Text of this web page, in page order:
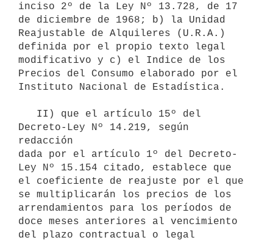
inciso 2º de la Ley Nº 13.728, de 17
de diciembre de 1968; b) la Unidad
Reajustable de Alquileres (U.R.A.)
definida por el propio texto legal
modificativo y c) el Indice de los
Precios del Consumo elaborado por el
Instituto Nacional de Estadística.
Decreto-Ley Nº 14.219, según
redacción
dada por el artículo 1º del Decreto-
Ley Nº 15.154 citado, establece que
el coeficiente de reajuste por el que
se multiplicarán los precios de los
arrendamientos para los períodos de
doce meses anteriores al vencimiento
del plazo contractual o legal